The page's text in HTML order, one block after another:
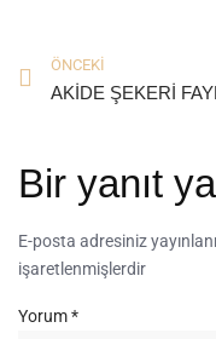
ÖNCEKI
Bir yanıt
E-posta adresiniz
işaretlenmişlerdir
Yorum*